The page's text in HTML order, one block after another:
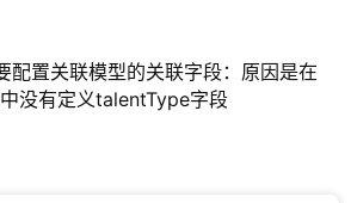
配置关联模型的关联字段：原因是在
没有定义talentType字段